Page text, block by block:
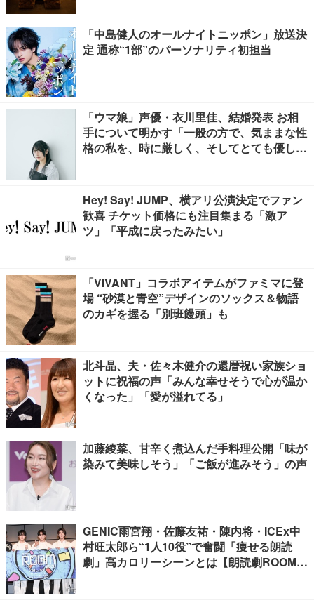
「中島健人のオールナイトニッポン」放送決
定 通称“1部”のパーソナリティ初担当
「ウマ娘」声優・衣川里佳、結婚発表 お相
手について明かす「一般の方で、気ままな性
格の私を、時に厳しく、そしてとても優し
Hey! Say! JUMP、横アリ公演決定でファン
歓喜 チケット価格にも注目集まる「激ア
ツ」「平成に戻ったみたい」
「VIVANT」コラボアイテムがファミマに登
場 “砂漠と青空”デザインのソックス＆物語
のカギを握る「別班饅頭」も
北斗晶、夫・佐々木健介の還暦祝い家族ショ
ットに祝福の声「みんな幸せそうで心が温か
くなった」「愛が溢れてる」
加藤綾菜、甘辛く煮込んだ手料理公開「味が
染みて美味しそう」「ご飯が進みそう」の声
GENIC雨宮翔・佐藤友祐・陳内将・ICEx中
村旺太郎ら“1人10役”で奮闘「痩せる朗読
劇」高カロリーシーンとは【朗読劇ROOM2